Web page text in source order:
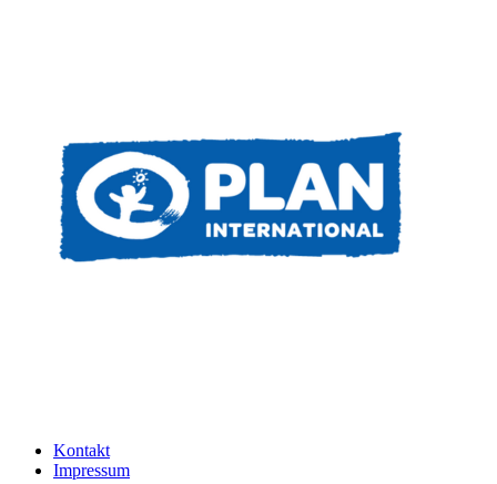
Kontakt
Impressum